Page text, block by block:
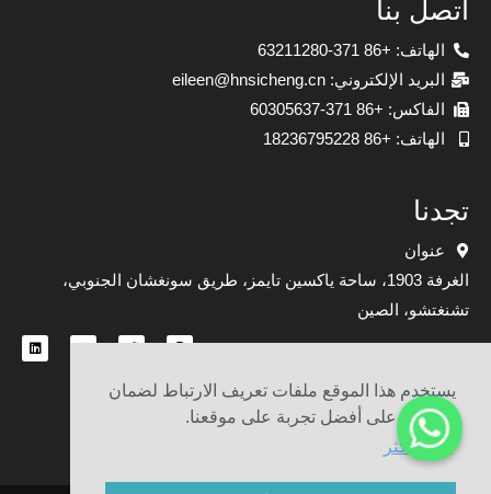
يستخدم هذا الموقع ملفات تعريف الارتباط لضمان
حصولك على أفضل تجربة على موقعنا.
يتعلم أكثر
اتصل بنا
الهاتف: +86 371-63211280
البريد الإلكتروني: eileen@hnsicheng.cn
الفاكس: +86 371-60305637
الهاتف: +86 18236795228
تجدنا
عنوان
الغرفة 1903، ساحة ياكسين تايمز، طريق سونغشان الجنوبي،
تشنغتشو، الصين
خريطة الموقع